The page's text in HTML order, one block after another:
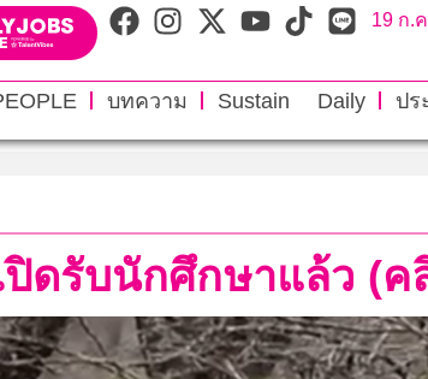
19 ก.
บทความ Sustain Daily ปร
ดรับนักศึกษาแล้ว (ค